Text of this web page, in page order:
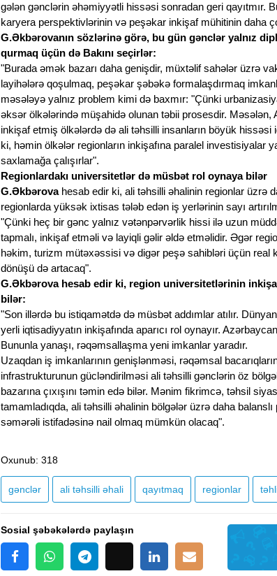
gələn gənclərin əhəmiyyətli hissəsi sonradan geri qayıtmır.
karyera perspektivlərinin və peşəkar inkişaf mühitinin daha
G.Əkbərovanın sözlərinə görə, bu gün gənclər yalnız
qurmaq üçün də Bakını seçirlər:
"Burada əmək bazarı daha genişdir, müxtəlif sahələr üzrə
layihələrə qoşulmaq, peşəkar şəbəkə formalaşdırmaq
məsələyə yalnız problem kimi də baxmır: "Çünki
əksər ölkələrində müşahidə olunan təbii prosesdir.
inkişaf etmiş ölkələrdə də ali təhsilli insanların böyük
ki, həmin ölkələr regionların inkişafına paralel investisiyalar
saxlamağa çalışırlar".
Regionlardakı universitetlər də müsbət rol oynaya bilər
G.Əkbərovahesab edir ki, ali təhsilli əhalinin regionlar üzrə
regionlarda yüksək ixtisas tələb edən iş yerlərinin sayı
"Çünki heç bir gənc yalnız vətənpərvərlik hissi ilə uzun
tapmalı, inkişaf etməli və layiqli gəlir əldə etməlidir. Əgər
həkim, turizm mütəxəssisi və digər peşə sahibləri üçün real
dönüşü də artacaq".
G.Əkbərova hesab edir ki, region universitetlərinin
bilər:
"Son illərdə bu istiqamətdə də müsbət addımlar atılır.
yerli iqtisadiyyatın inkişafında aparıcı rol oynayır.
Bununla yanaşı, rəqəmsallaşma yeni imkanlar yaradır.
Uzaqdan iş imkanlarının genişlənməsi, rəqəmsal
infrastrukturunun gücləndirilməsi ali təhsilli gənclərin öz
bazarına çıxışını təmin edə bilər. Mənim fikrimcə, təhsil
tamamladıqda, ali təhsilli əhalinin bölgələr üzrə daha
səmərəli istifadəsinə nail olmaq mümkün olacaq".
Oxunub: 318
gənclər ali təhsilli əhali qayıtmaq regionlar
Sosial şəbəkələrdə paylaşın